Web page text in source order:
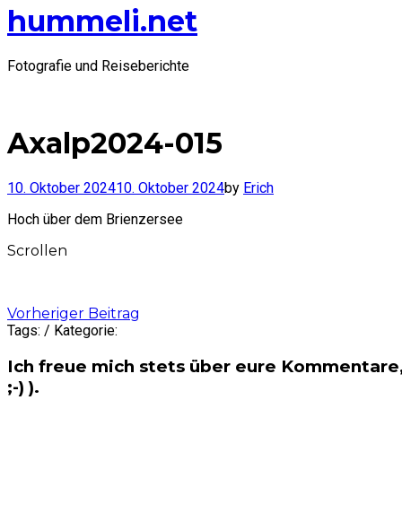
hummeli.net
Fotografie und Reiseberichte
Axalp2024-015
10. Oktober 202410. Oktober 2024by Erich
Hoch über dem Brienzersee
Scrollen
Post
navigation
Vorheriger Beitrag
Tags: / Kategorie:
Ich freue mich stets über eure
;-) ).